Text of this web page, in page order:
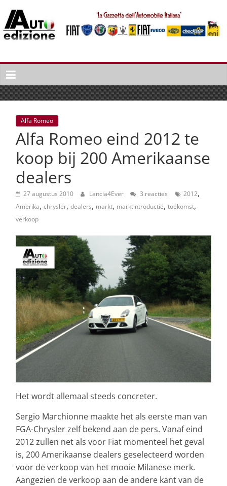
naar
inhoud
Auto
Edizione
La
Gazetta
dell'Automobile
Italiana
Italiaans
autonieuws
lifestyle
Alfa Romeo
Alfa Romeo eind 2012 te
koop bij 200 Amerikaanse
dealers
27 augustus 2010 Lancia4Ever 3 reacties 2012,
Amerika, chrysler, dealers, markt, marktintroductie, toekomst,
verkoop
Het wordt allemaal steeds concreter.
Sergio Marchionne maakte het als eerste man van
FGA-Chrysler zelf bekend aan de pers. Vanaf eind
2012 zullen net als voor Fiat momenteel het geval
is, 200 Amerikaanse dealers geselecteerd worden
voor de verkoop van het mooie Milanese merk.
Aangezien de verkoop aan de andere kant van de